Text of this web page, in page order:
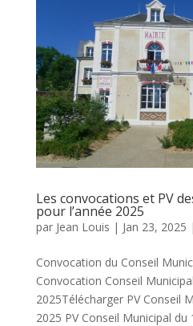
Les convocations et PV
pour l’année 2025
par Jean Louis | Jan 23, 2025 |
Convocation du Conseil
Convocation Conseil
2025Télécharger PV Conseil
2025 PV Conseil Municipal